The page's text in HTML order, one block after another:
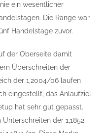
ein wesentlicher
Die Range war
Handelstage zuvor.
der Oberseite damit
Überschreiten der
der 1,2004/06 laufen
eingestellt, das Anlaufziel
hat sehr gut gepasst.
der 1,1852